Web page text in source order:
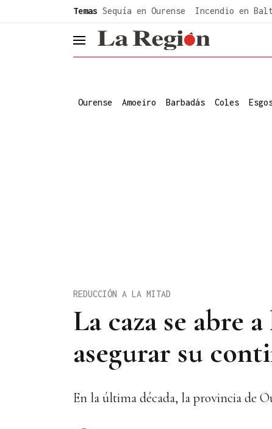
Temas Sequía en Ourense Incendio en
header.menu.open
Ourense Amoeiro Barbadás Coles
La caza se abre
asegurar su
REDUCCIÓN A LA MITAD
En la última década, la provincia de